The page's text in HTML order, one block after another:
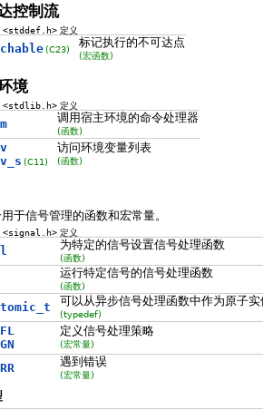
控制流
<stddef.h> 定义
(C23) 标记执行的不可达点
(宏函数)
境
<stdlib.h> 定义
调用宿主环境的命令处理器
(函数)
(C11)
访问环境变量列表
(函数)
于信号管理的函数和宏常量。
<signal.h> 定义
为特定的信号设置信号处理函数
(函数)
运行特定信号的信号处理函数
(函数)
可以从异步信号处理函数中作为原子
(typedef)
定义信号处理策略
(宏常量)
遇到错误
(宏常量)